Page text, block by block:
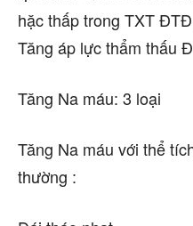
hặc thấp trong TXT
Tăng áp lực thẩm thấu
Tăng Na máu: 3 loại
Tăng Na máu với thể
thường :